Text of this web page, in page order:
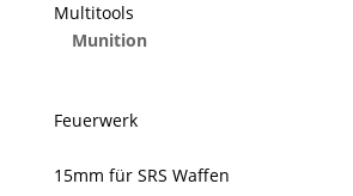
Multitools
Munition
Feuerwerk
15mm für SRS Waffen